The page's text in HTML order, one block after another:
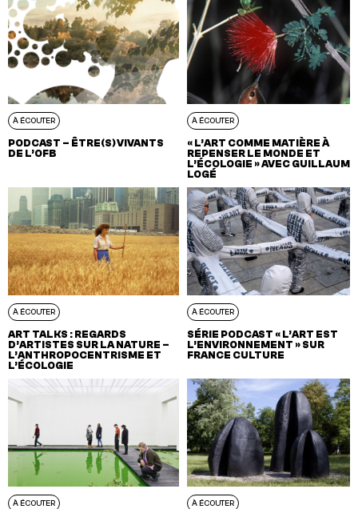
À ÉCOUTER
PODCAST – ÊTRE(S) VIVANTS
DE L’OFB
À ÉCOUTER
« L’ART COMME MATIÈRE À
REPENSER LE MONDE ET
L’ÉCOLOGIE » AVEC GUILLAUME
LOGÉ
À ÉCOUTER
ART TALKS : REGARDS
D’ARTISTES SUR LA NATURE –
L’ANTHROPOCENTRISME ET
L’ÉCOLOGIE
À ÉCOUTER
SÉRIE PODCAST « L’ART EST
L’ENVIRONNEMENT » SUR
FRANCE CULTURE
À ÉCOUTER À ÉCOUTER